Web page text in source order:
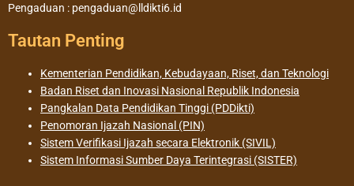
Pengaduan : pengaduan@lldikti6.id
Tautan Penting
Kementerian Pendidikan, Kebudayaan, Riset, dan Teknologi
Badan Riset dan Inovasi Nasional Republik Indonesia
Pangkalan Data Pendidikan Tinggi (PDDikti)
Penomoran Ijazah Nasional (PIN)
Sistem Verifikasi Ijazah secara Elektronik (SIVIL)
Sistem Informasi Sumber Daya Terintegrasi (SISTER)